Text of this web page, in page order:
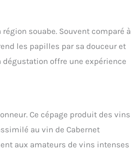
souabe. Souvent comparé à
les papilles par sa douceur et
offre une expérience
Ce cépage produit des vins
au vin de Cabernet
aux amateurs de vins intenses